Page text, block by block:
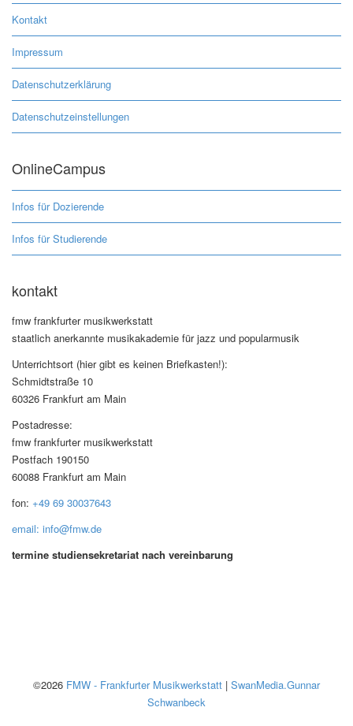
Kontakt
Impressum
Datenschutzerklärung
Datenschutzeinstellungen
OnlineCampus
Infos für Dozierende
Infos für Studierende
kontakt
fmw frankfurter musikwerkstatt
staatlich anerkannte musikakademie für jazz und popularmusik
Unterrichtsort (hier gibt es keinen Briefkasten!):
Schmidtstraße 10
60326 Frankfurt am Main
Postadresse:
fmw frankfurter musikwerkstatt
Postfach 190150
60088 Frankfurt am Main
fon: +49 69 30037643
email: info@fmw.de
termine studiensekretariat nach vereinbarung
©2026 FMW - Frankfurter Musikwerkstatt | SwanMedia.Gunnar
Schwanbeck